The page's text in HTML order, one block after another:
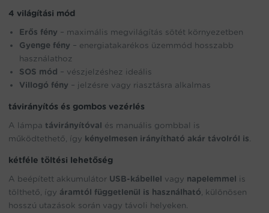
4 világítási mód
Erős fény – maximális megvilágítás sötét környezetben
Gyenge fény – energiatakarékos üzemmód hosszabb
használathoz
SOS mód – vészjelzéshez ideális
Villogó fény – jelzésre vagy riasztásra alkalmas
távirányítós és gombos vezérlés
A lámpa távirányítóval és manuális gombbal is
működtethető, így kényelmesen irányítható akár távolról is
kétféle töltési lehetőség
A beépített akkumulátor USB-kábellel vagy napelemmel is
tölthető, így áramtól függetlenül is használható , különösen
hosszú utazások során vagy távoli helyeken.